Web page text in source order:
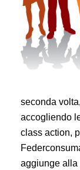
seconda
accogliendo
class action,
aggiunge alla